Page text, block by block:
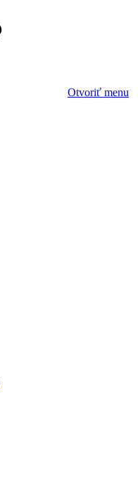
Otvoriť menu